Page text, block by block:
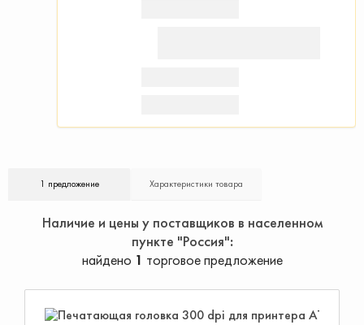
1 предложение Характеристики товара
Наличие и цены у поставщиков в населенном
пункте "Россия"
найдено 1 торговое предложение